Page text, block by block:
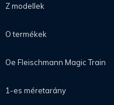
Z modellek
O termékek
Oe Fleischmann Magic Train
1-es méretarány